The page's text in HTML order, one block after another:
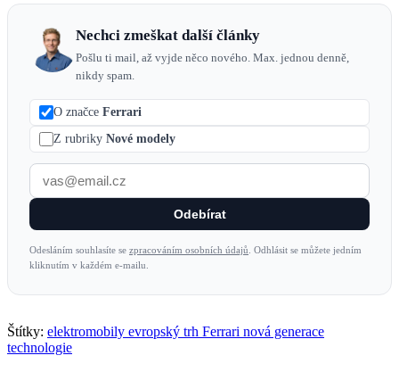
Nechci zmeškat další články
Pošlu ti mail, až vyjde něco nového. Max. jednou denně,
nikdy spam.
O značce Ferrari
Z rubriky Nové modely
Odebírat
Odesláním souhlasíte se zpracováním osobních údajů . Odhlásit se můžete jedním
kliknutím v každém e-mailu.
Štítky: elektromobily evropský trh Ferrari nová generace
technologie